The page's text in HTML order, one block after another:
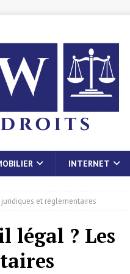
INTERNET
et réglementaires
légal ? Les